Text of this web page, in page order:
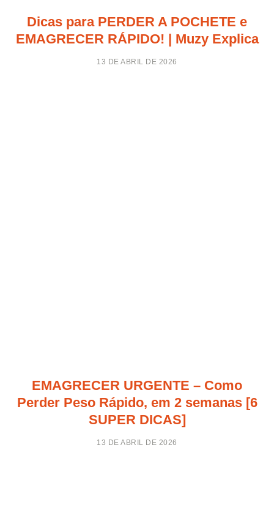
Dicas para PERDER A POCHETE e
EMAGRECER RÁPIDO! | Muzy Explica
13 DE ABRIL DE 2026
EMAGRECER URGENTE – Como
Perder Peso Rápido, em 2 semanas [6
SUPER DICAS]
13 DE ABRIL DE 2026